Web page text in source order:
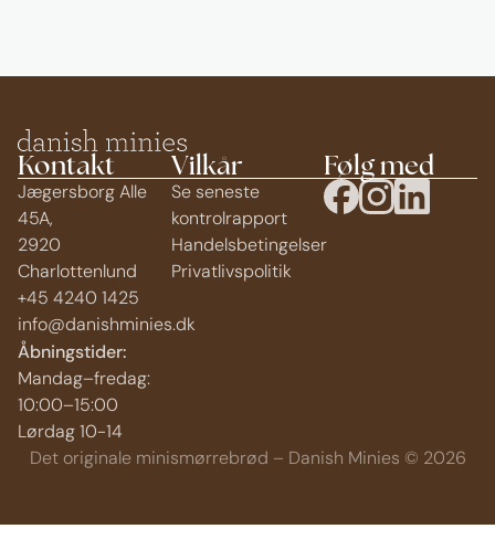
Kontakt
Jægersborg Alle
45A,
2920
Charlottenlund
+45 4240 1425
info@danishminies.dk
Åbningstider:
Mandag–fredag:
10:00–15:00
Lørdag 10-14
Vilkår
Se seneste
kontrolrapport
Handelsbetingelser
Privatlivspolitik
Følg med
Det originale minismørrebrød – Danish Minies © 2026